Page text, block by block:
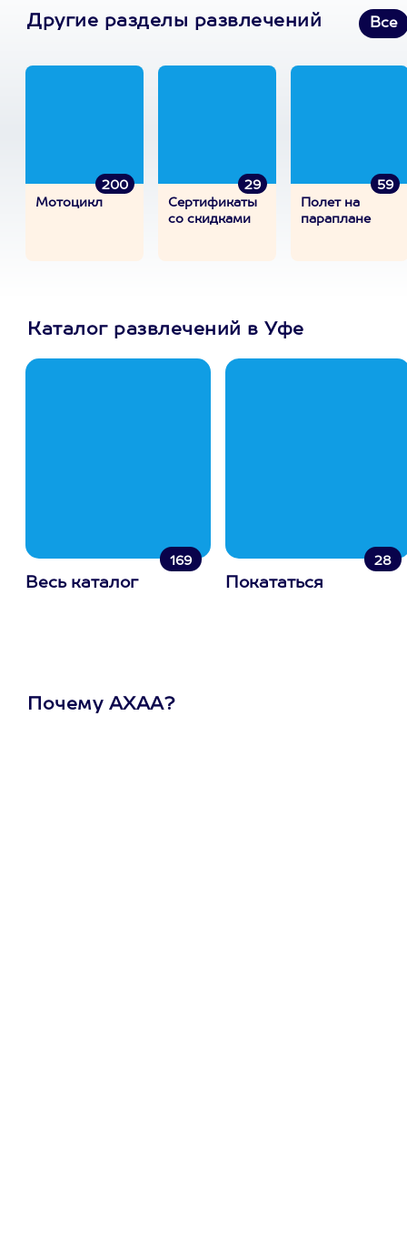
Другие разделы развлечений Все
200
Мотоцикл
29
Сертификаты
со скидками
59
Полет на
параплане
Каталог развлечений в Уфе
169
Весь каталог
28
Покататься
Почему АХАА?